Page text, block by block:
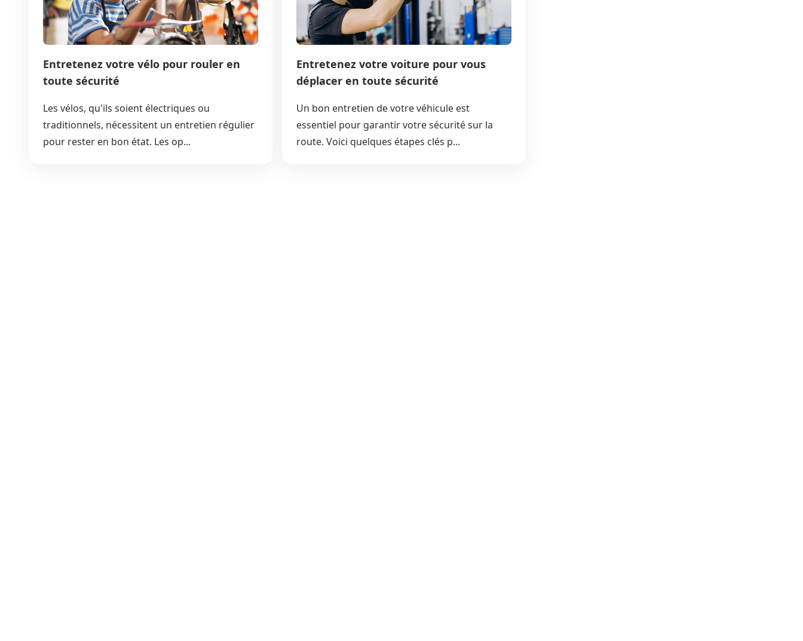
Entretenez votre vélo pour rouler en
toute sécurité
Les vélos, qu'ils soient électriques ou
traditionnels, nécessitent un entretien régulier
pour rester en bon état. Les op...
Entretenez votre voiture pour vous
déplacer en toute sécurité
Un bon entretien de votre véhicule est
essentiel pour garantir votre sécurité sur la
route. Voici quelques étapes clés p...